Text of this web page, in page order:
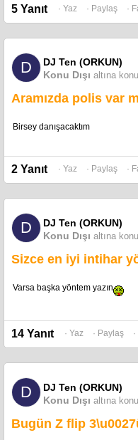
5 Yanıt · Yaz · Paylaş ·
D
DJ Ten (ORKUN)
Konu Dışı altına
Aramızda polis var
Birsey danışacaktım
2 Yanıt · Yaz · Paylaş ·
D
DJ Ten (ORKUN)
Konu Dışı altına
Sizce en iyi intihar
Varsa başka yöntem yazın
14 Yanıt · Yaz · Paylaş
D
DJ Ten (ORKUN)
Konu Dışı altına
Bugün Z flip